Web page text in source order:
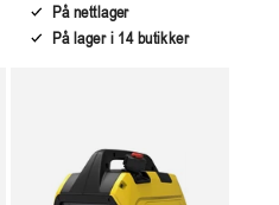
På nettlager
På lager i 14 butikker